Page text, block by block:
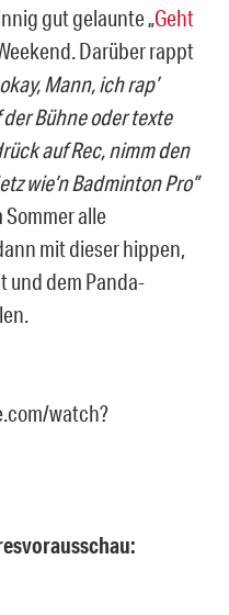
gut gelaunte „Geht
Darüber rappt
okay, Mann, ich rap’
Bühne oder texte
auf Rec, nimm den
wie’n Badminton Pro”
Sommer alle
mit dieser hippen,
dem Panda-
watch?